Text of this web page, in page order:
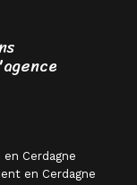
Cerdagne
en Cerdagne